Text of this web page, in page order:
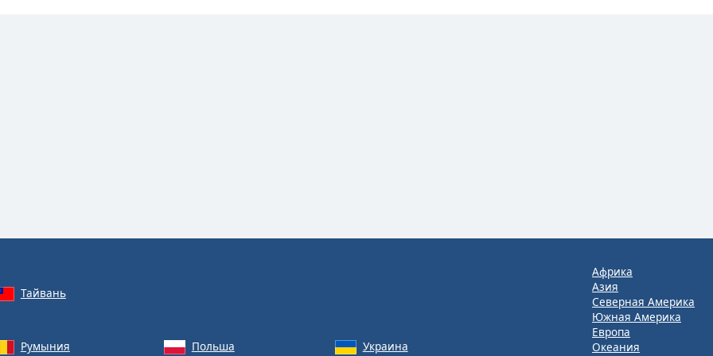
Тайвань
Румыния Польша Украина
Африка
Азия
Северная Америка
Южная Америка
Европа
Океания